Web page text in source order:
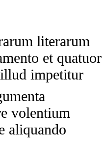
literarum
et quatuor
impetitur
volentium
aliquando